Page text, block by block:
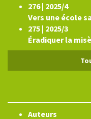
276 | 2025/4
Vers une école
275 | 2025/3
Éradiquer la
Auteurs